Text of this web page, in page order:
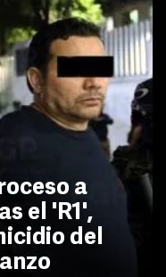
a
el 'R1',
del